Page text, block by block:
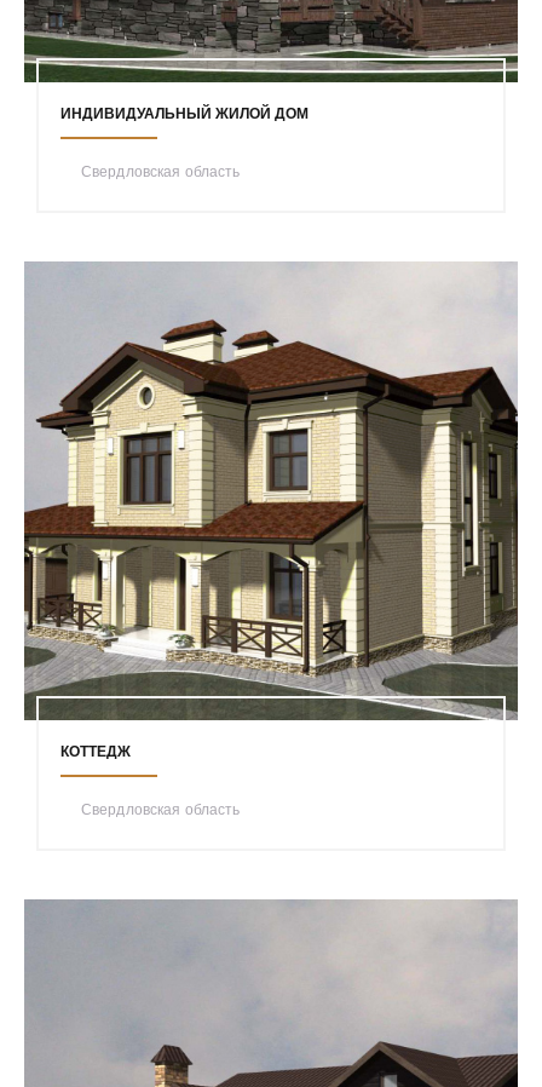
ИНДИВИДУАЛЬНЫЙ ЖИЛОЙ ДОМ
Свердловская область
КОТТЕДЖ
Свердловская область